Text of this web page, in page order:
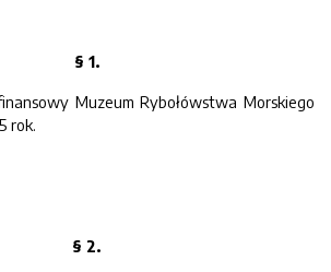
§ 1.
Muzeum Rybołówstwa Morskiego
rok.
§ 2.